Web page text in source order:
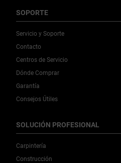
SOPORTE
Servicio y Soporte
Contacto
Centros de Servicio
Dónde Comprar
Garantía
Consejos Útiles
SOLUCIÓN PROFESIONAL
Carpintería
Construcción